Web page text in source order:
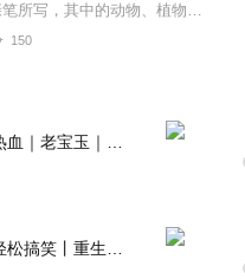
《庄子》内七篇是庄子亲笔所写，其中的动物、植物、无生物，都会说话、具情感、有思想；圣人、君主、历史名人，都被奚落调侃、无情挖苦。分开看，是小故事、大道理的文学段...
150